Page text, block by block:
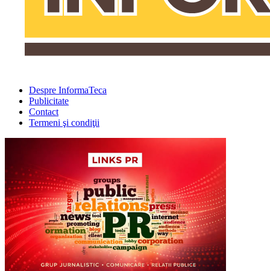
Despre InformaTeca
Publicitate
Contact
Termeni şi condiţii